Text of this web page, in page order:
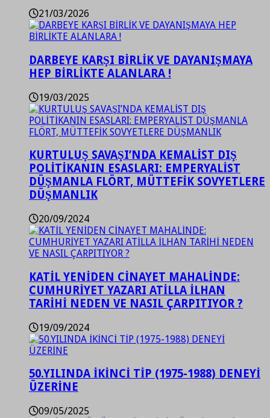
21/03/2026
DARBEYE KARŞI BİRLİK VE DAYANIŞMAYA
HEP BİRLİKTE ALANLARA !
19/03/2025
KURTULUŞ SAVAŞI’NDA KEMALİST DIŞ
POLİTİKANIN ESASLARI: EMPERYALİST
DÜŞMANLA FLÖRT, MÜTTEFİK SOVYETLERE
DÜŞMANLIK
20/09/2024
KATİL YENİDEN CİNAYET MAHALİNDE:
CUMHURİYET YAZARI ATİLLA İLHAN
TARİHİ NEDEN VE NASIL ÇARPITIYOR ?
19/09/2024
50.YILINDA İKİNCİ TİP (1975-1988) DENEYİ
ÜZERİNE
09/05/2025